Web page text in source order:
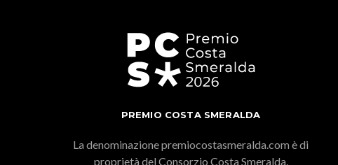
PREMIO COSTA SMERALDA
La denominazione premiocostasmeralda.com è di
proprietà del Consorzio Costa Smeralda.